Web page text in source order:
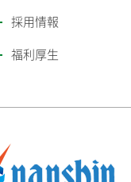
採用情報
福利厚生